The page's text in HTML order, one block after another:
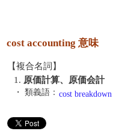
cost accounting 意味
【複合名詞】
1. 原価計算、原価会計
・ 類義語： cost breakdown